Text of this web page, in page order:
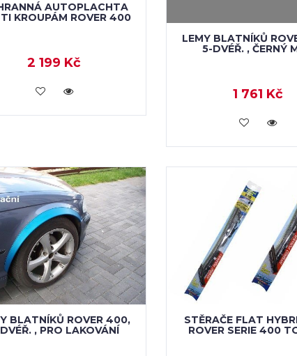
AUTOPLACHTA
KROUPÁM ROVER 400
2 199 Kč
VLOŽIT DO KOŠÍKU
LEMY BLATNÍKŮ
5-DVÉŘ. , ČERNÝ
1 761 Kč
VLOŽIT DO
BLATNÍKŮ ROVER 400,
, PRO LAKOVÁNÍ
STĚRAČE FLAT
ROVER SERIE 400